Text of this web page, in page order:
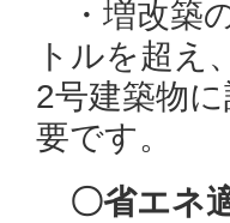
・増改築
トルを超え
2号建築物
要です。
〇省エネ